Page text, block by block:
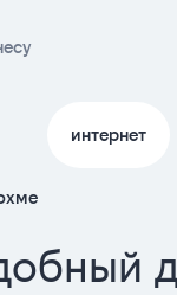
интернет